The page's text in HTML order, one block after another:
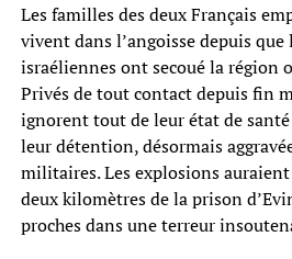
Les familles des deux Français
vivent dans l’angoisse depuis que
israéliennes ont secoué la région
Privés de tout contact depuis fin
ignorent tout de leur état de
leur détention, désormais
militaires. Les explosions
deux kilomètres de la prison
proches dans une terreur